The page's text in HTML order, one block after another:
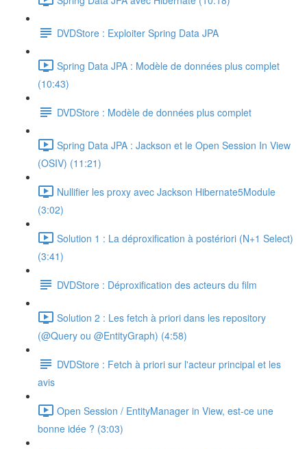
DVDStore : Exploiter Spring Data JPA
Spring Data JPA : Modèle de données plus complet
(10:43)
DVDStore : Modèle de données plus complet
Spring Data JPA : Jackson et le Open Session In View
(OSIV) (11:21)
Nullifier les proxy avec Jackson Hibernate5Module
(3:02)
Solution 1 : La déproxification à postériori (N+1 Select)
(3:41)
DVDStore : Déproxification des acteurs du film
Solution 2 : Les fetch à priori dans les repository
(@Query ou @EntityGraph) (4:58)
DVDStore : Fetch à priori sur l'acteur principal et les
avis
Open Session / EntityManager in View, est-ce une
bonne idée ? (3:03)